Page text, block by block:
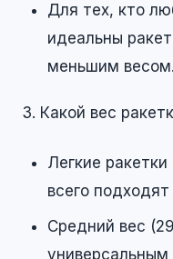
Для тех, кто
идеальны
меньшим весом.
3. Какой вес
Легкие
всего
Средний вес
универсальным